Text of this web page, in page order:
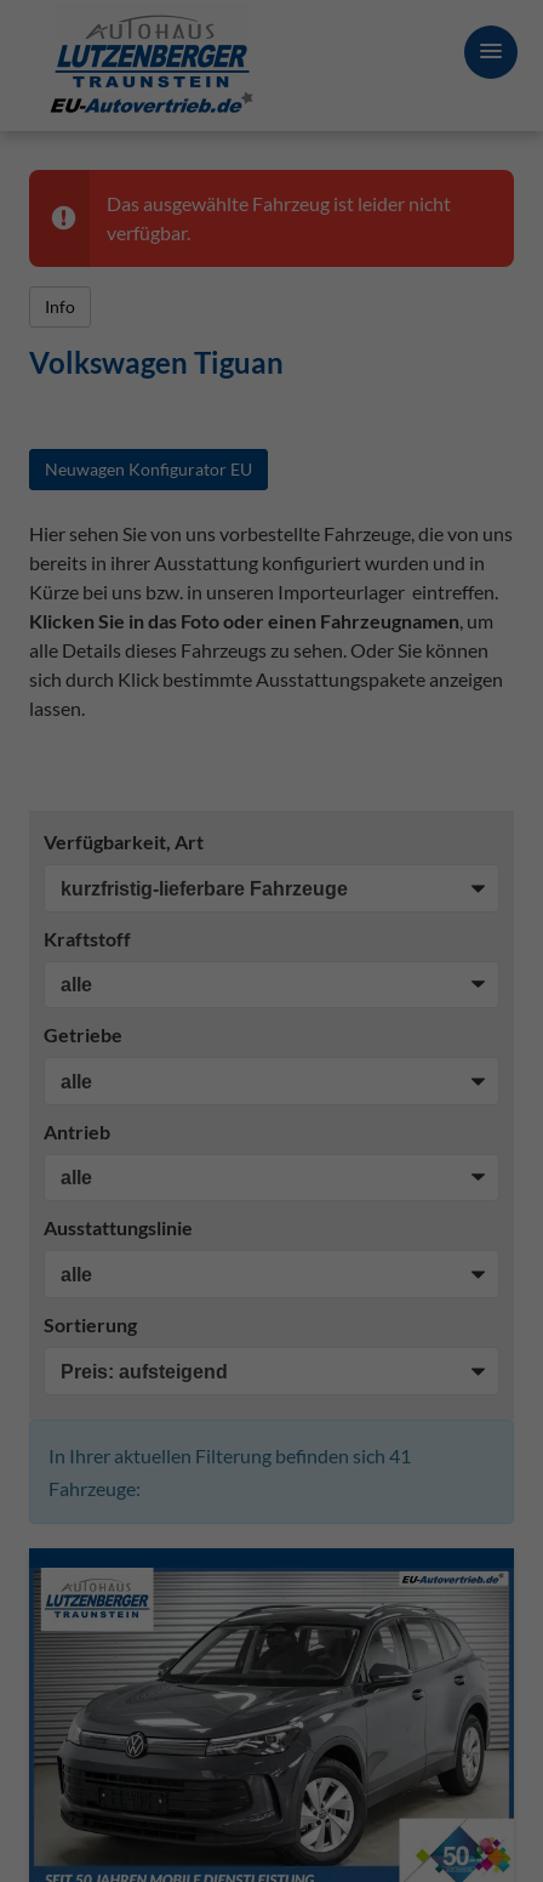
Das ausgewählte Fahrzeug ist leider nicht
verfügbar.
Info
Volkswagen Tiguan
Neuwagen Konfigurator EU
Hier sehen Sie von uns vorbestellte Fahrzeuge, die von uns
bereits in ihrer Ausstattung konfiguriert wurden und in
Kürze bei uns bzw. in unseren Importeurlager eintreffen.
Klicken Sie in das Foto oder einen Fahrzeugnamen, um
alle Details dieses Fahrzeugs zu sehen. Oder Sie können
sich durch Klick bestimmte Ausstattungspakete anzeigen
lassen.
Verfügbarkeit, Art
Kraftstoff
Getriebe
Antrieb
Ausstattungslinie
Sortierung
In Ihrer aktuellen Filterung befinden sich 41
Fahrzeuge: